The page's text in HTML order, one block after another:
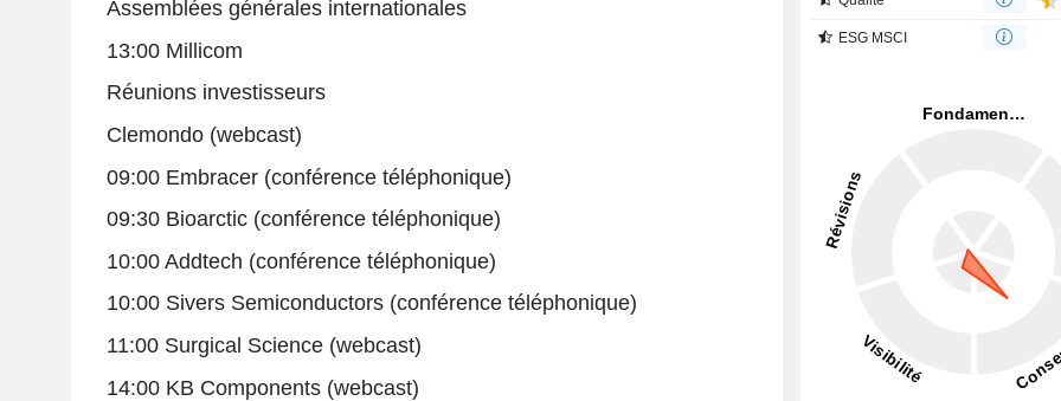
Assemblées générales internationales
13:00 Millicom
Réunions investisseurs
Clemondo (webcast)
09:00 Embracer (conférence téléphonique)
09:30 Bioarctic (conférence téléphonique)
10:00 Addtech (conférence téléphonique)
10:00 Sivers Semiconductors (conférence téléphonique)
11:00 Surgical Science (webcast)
14:00 KB Components (webcast)
ESG MSCI